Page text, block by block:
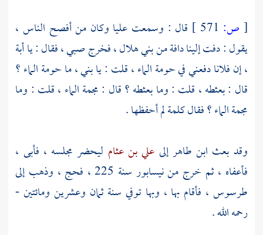
[ ص: قال : وسمعت عليا وكان من أفصح الناس ،
يقول : دفت إلينا دافة منبني هلال، فخرج صبي ، فقال : يا أبة
، إن فلانا دفعني في حومة الماء ، قلت : يا بني ، ما حومة الماء ؟
قال : بعثطه ، قلت : وما بعثطه ؟ قال : مجمة الماء ، قلت : وما
مجمة الماء ؟ فقال كلمة لم أحفظها .
وقد بعث ابن طاهرإلى علي بن عثام ليحضر مجلسه ، فأبى ،
فأعفاه ، ثم خرج مننيسابور سنة 225 ، فحج ، وذهب إلى
طرسوس ، فأقام بها ، وبها توفي سنة ثمان وعشرين ومائتين -
رحمه الله .